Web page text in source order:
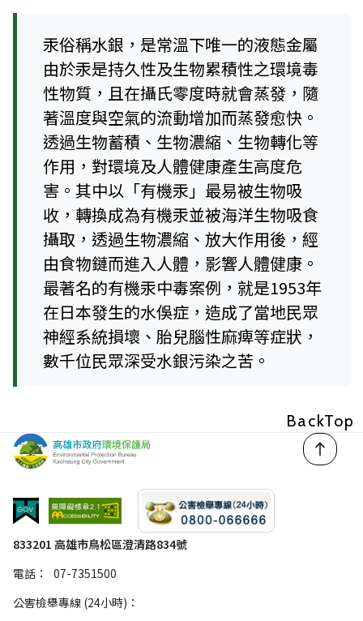
汞俗稱水銀，是常溫下唯一的液態金屬
由於汞是持久性及生物累積性之環境毒
性物質，且在攝氏零度時就會蒸發，隨
著溫度與空氣的流動增加而蒸發愈快。
透過生物蓄積、生物濃縮、生物轉化等
作用，對環境及人體健康產生高度危
害。其中以「有機汞」最易被生物吸
收，轉換成為有機汞並被海洋生物吸食
攝取，透過生物濃縮、放大作用後，經
由食物鏈而進入人體，影響人體健康。
最著名的有機汞中毒案例，就是1953年
在日本發生的水俁症，造成了當地民眾
神經系統損壞、胎兒腦性麻痺等症狀，
數千位民眾深受水銀污染之苦。
833201 高雄市鳥松區澄清路834號
電話：
07-7351500
公害檢舉專線 (24小時)：
回頂